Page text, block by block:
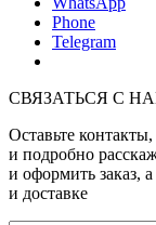
Phone
Telegram
СВЯЗАТЬСЯ С
Оставьте
и подробно
и оформить заказ,
и доставке